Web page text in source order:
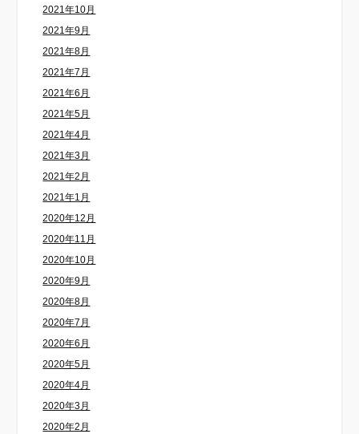
2021年10月
2021年9月
2021年8月
2021年7月
2021年6月
2021年5月
2021年4月
2021年3月
2021年2月
2021年1月
2020年12月
2020年11月
2020年10月
2020年9月
2020年8月
2020年7月
2020年6月
2020年5月
2020年4月
2020年3月
2020年2月